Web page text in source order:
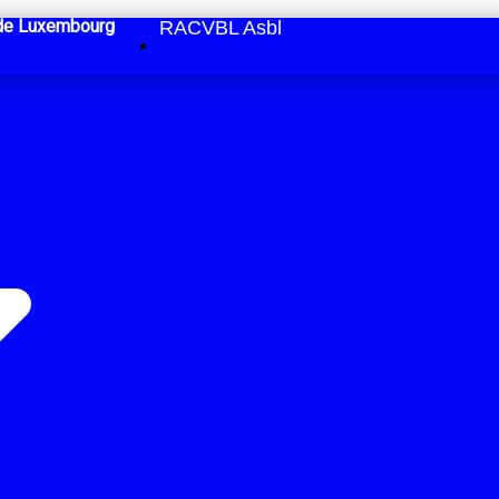
Luxembourg RACVBL Asbl